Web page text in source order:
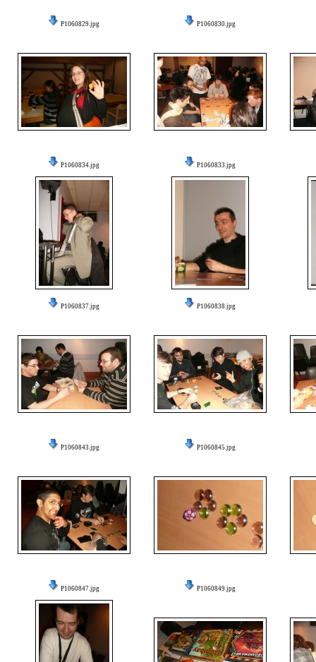
P1060829.jpg P1060830.jpg
P1060834.jpg P1060833.jpg
P1060837.jpg P1060838.jpg
P1060843.jpg P1060845.jpg
P1060847.jpg P1060849.jpg